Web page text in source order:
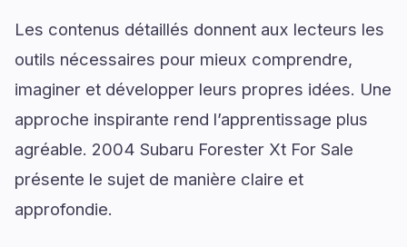
Les contenus détaillés donnent aux lecteurs les
outils nécessaires pour mieux comprendre,
imaginer et développer leurs propres idées. Une
approche inspirante rend l’apprentissage plus
agréable. 2004 Subaru Forester Xt For Sale
présente le sujet de manière claire et
approfondie.